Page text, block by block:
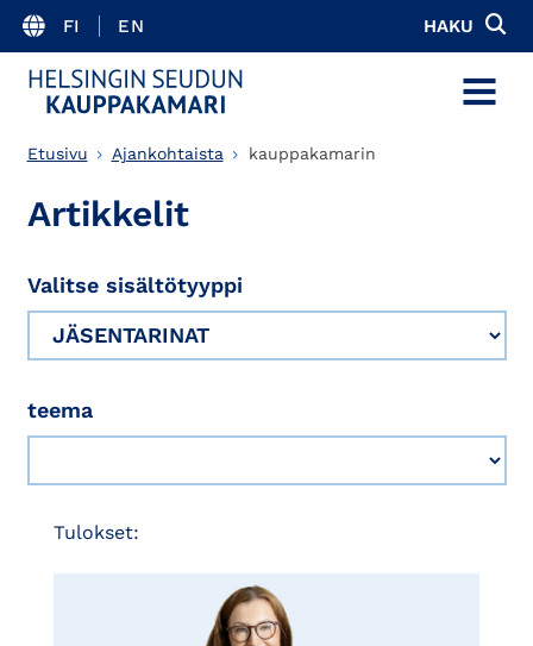
FI EN HAKU
MENU
Etusivu Ajankohtaista kauppakamarin
Artikkelit
Valitse sisältötyyppi
teema
Tulokset: